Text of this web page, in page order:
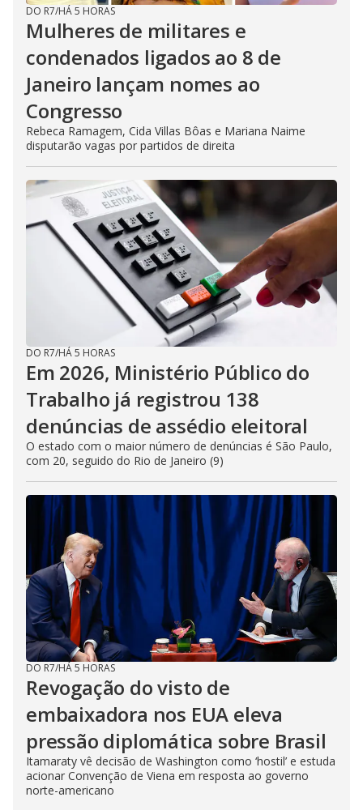
DO R7/HÁ 5 HORAS
Mulheres de militares e
condenados ligados ao 8 de
Janeiro lançam nomes ao
Congresso
Rebeca Ramagem, Cida Villas Bôas e Mariana Naime
disputarão vagas por partidos de direita
DO R7/HÁ 5 HORAS
Em 2026, Ministério Público do
Trabalho já registrou 138
denúncias de assédio eleitoral
O estado com o maior número de denúncias é São Paulo,
com 20, seguido do Rio de Janeiro (9)
DO R7/HÁ 5 HORAS
Revogação do visto de
embaixadora nos EUA eleva
pressão diplomática sobre Brasil
Itamaraty vê decisão de Washington como ‘hostil’ e estuda
acionar Convenção de Viena em resposta ao governo
norte-americano